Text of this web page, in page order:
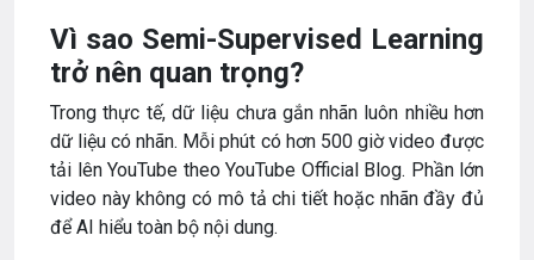
Vì sao Semi-Supervised Learning
trở nên quan trọng?
Trong thực tế, dữ liệu chưa gắn nhãn luôn nhiều hơn
dữ liệu có nhãn. Mỗi phút có hơn 500 giờ video được
tải lên YouTube theo YouTube Official Blog. Phần lớn
video này không có mô tả chi tiết hoặc nhãn đầy đủ
để AI hiểu toàn bộ nội dung.